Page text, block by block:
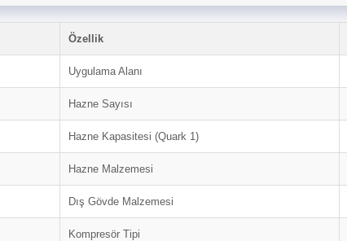
Özellik
Uygulama Alanı
Hazne Sayısı
Hazne Kapasitesi (Quark 1)
Hazne Malzemesi
Dış Gövde Malzemesi
Kompresör Tipi